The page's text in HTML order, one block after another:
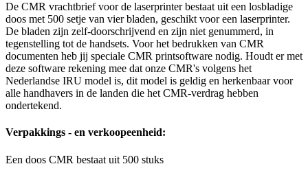
De CMR vrachtbrief voor de laserprinter bestaat uit een losbladige
doos met 500 setje van vier bladen, geschikt voor een laserprinter.
De bladen zijn zelf-doorschrijvend en zijn niet genummerd, in
tegenstelling tot de handsets. Voor het bedrukken van CMR
documenten heb jij speciale CMR printsoftware nodig. Houdt er met
deze software rekening mee dat onze CMR's volgens het
Nederlandse IRU model is, dit model is geldig en herkenbaar voor
alle handhavers in de landen die het CMR-verdrag hebben
ondertekend.
Verpakkings - en verkoopeenheid:
Een doos CMR bestaat uit 500 stuks